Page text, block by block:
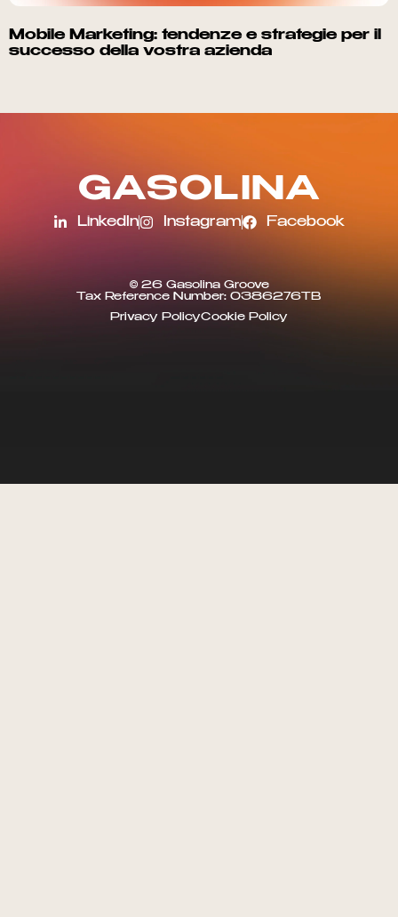
Mobile Marketing: tendenze e strategie per il
successo della vostra azienda
GASO L NA
LinkedIn Instagram Facebook
© 26 Gasolina Groove
Tax Reference Number: 0386276TB
Privacy PolicyCookie Policy